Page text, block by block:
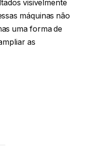
visivelmente
máquinas não
uma forma de
as